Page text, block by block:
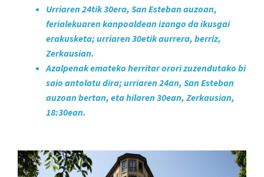
Urriaren 24tik 30era, San Esteban auzoan,
ferialekuaren kanpoaldean izango da ikusgai
erakusketa; urriaren 30etik aurrera, berriz,
Zerkausian.
Azalpenak emateko herritar orori zuzendutako bi
saio antolatu dira; urriaren 24an, San Esteban
auzoan bertan, eta hilaren 30ean, Zerkausian,
18:30ean.